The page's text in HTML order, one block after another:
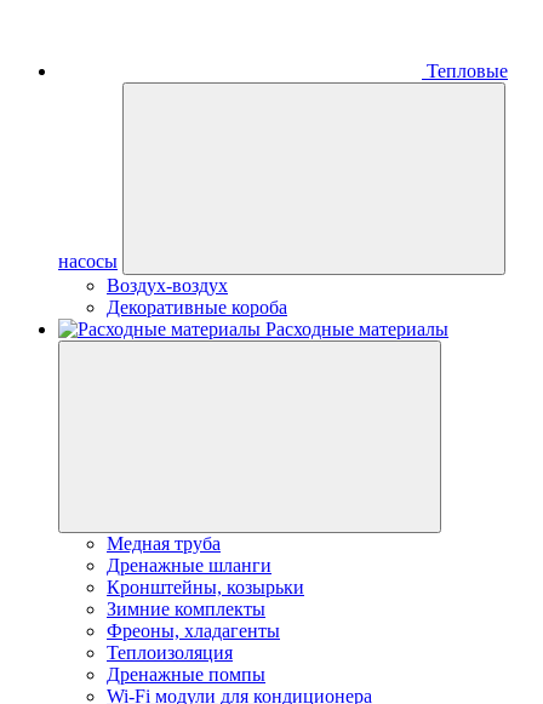
Тепловые
насосы
Воздух-воздух
Декоративные короба
Расходные материалы
Медная труба
Дренажные шланги
Кронштейны, козырьки
Зимние комплекты
Фреоны, хладагенты
Теплоизоляция
Дренажные помпы
Wi-Fi модули для кондиционера